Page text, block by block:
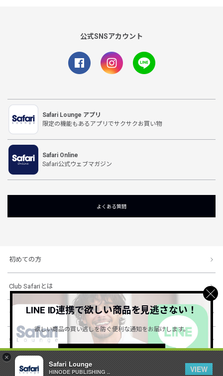
×
Safari Lounge
HINODE PUBLISHING ..
VIEW
公式SNSアカウント
Safari Lounge アプリ
限定の機能もあるアプリでサクサクお買い物
Safari Online
Safari公式ウェブマガジン
よくある質問
初めての方
Club Safariとは
ショッピングガイド
会社概要・規約
© 1996-2026 HINODE PUBLISHING co., ltd. All Rights Reserved.
LINE ID連携で欲しい商品を見逃さない！
欲しい商品の買い逃しを防ぐ便利な通知をお届けします。
詳しくはこちら ＞